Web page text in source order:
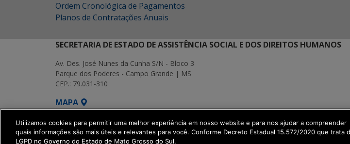
Ordem Cronológica de Pagamentos
Planos de Contratações Anuais
SECRETARIA DE ESTADO DE ASSISTÊNCIA SOCIAL E DOS DIREITOS HUMANOS
Av. Des. José Nunes da Cunha S/N - Bloco 3
Parque dos Poderes - Campo Grande | MS
CEP.: 79.031-310
MAPA
SETDIG | Secretaria-Executiva de Transformação Digital
Utilizamos cookies para permitir uma melhor experiência em nosso website e para nos ajudar a compreender
quais informações são mais úteis e relevantes para você. Conforme Decreto Estadual 15.572/2020 que trata
LGPD no Governo do Estado de Mato Grosso do Sul.